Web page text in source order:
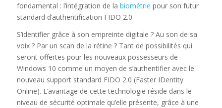
fondamental : l’intégration de la biométrie pour son futur
standard d’authentification FIDO 2.0.
S’identifier grâce à son empreinte digitale ? Au son de sa
voix ? Par un scan de la rétine ? Tant de possibilités qui
seront offertes pour les nouveaux possesseurs de
Windows 10 comme un moyen de s’authentifier avec le
nouveau support standard FIDO 2.0 (Faster IDentity
Online). L’avantage de cette technologie réside dans le
niveau de sécurité optimale qu’elle présente, grâce à une